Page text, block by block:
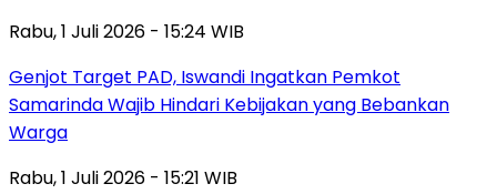
Rabu, 1 Juli 2026 - 15:24 WIB
Genjot Target PAD, Iswandi Ingatkan Pemkot
Samarinda Wajib Hindari Kebijakan yang Bebankan
Warga
Rabu, 1 Juli 2026 - 15:21 WIB